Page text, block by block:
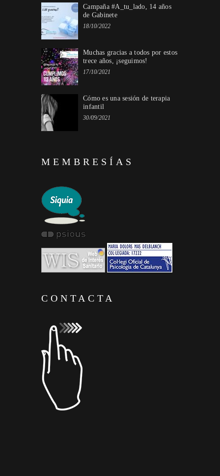
Campaña #A_tu_lado, 14 años
de Gabinete
18/10/2022
Muchas gracias a todos por estos
trece años, ¡seguimos!
17/10/2021
Cómo es una sesión de terapia
infantil
30/09/2021
MEMBRESÍAS
CONTACTA